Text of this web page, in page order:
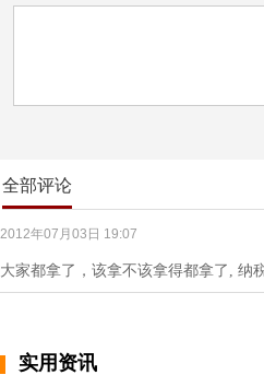
全部评论
2012年07月03日 19:07
大家都拿了，该拿不该拿得都拿了, 纳
实用资讯